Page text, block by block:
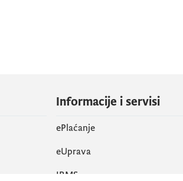
Informacije i servisi
ePlaćanje
eUprava
IRMS